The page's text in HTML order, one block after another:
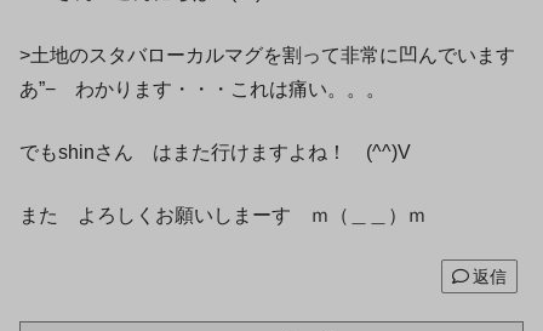
>土地のスタバローカルマグを割って非常に凹んでいます
あ”− わかります・・・これは痛い。。。
でもshinさん はまた行けますよね！ (^^)V
また よろしくお願いしまーす ｍ（＿＿）ｍ
返信